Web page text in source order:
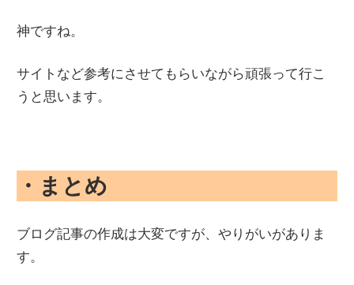
神ですね。
サイトなど参考にさせてもらいながら頑張って行こ
うと思います。
・まとめ
ブログ記事の作成は大変ですが、やりがいがありま
す。